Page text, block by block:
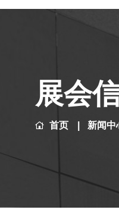
展会
首页 新闻中